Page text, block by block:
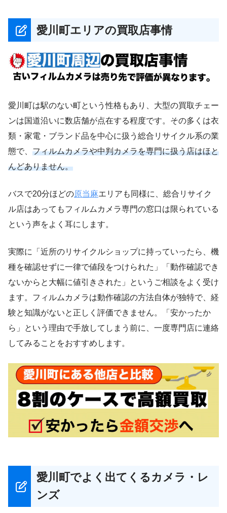
愛川町エリアの買取店事情
愛川町は駅のない町という性格もあり、大型の買取チェー
ンは国道沿いに数店舗が点在する程度です。その多くは衣
類・家電・ブランド品を中心に扱う総合リサイクル系の業
態で、 フィルムカメラや中判カメラを専門に扱う店はほと
んどありません。
バスで20分ほどの原当麻エリアも同様に、総合リサイク
ル店はあってもフィルムカメラ専門の窓口は限られている
という声をよく耳にします。
実際に「近所のリサイクルショップに持っていったら、機
種を確認せずに一律で値段をつけられた」「動作確認でき
ないからと大幅に値引きされた」というご相談をよく受け
ます。フィルムカメラは動作確認の方法自体が独特で、経
験と知識がないと正しく評価できません。「安かったか
ら」という理由で手放してしまう前に、一度専門店に連絡
してみることをおすすめします。
愛川町でよく出てくるカメラ・レ
ンズ